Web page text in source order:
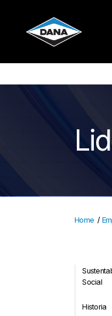
Home /
Social
Historia